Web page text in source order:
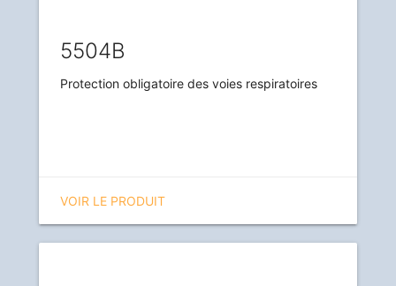
5504B
Protection obligatoire des voies respiratoires
VOIR LE PRODUIT